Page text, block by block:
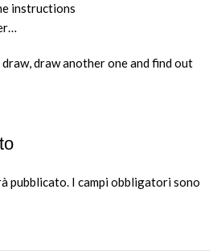
instructions
draw another one and find out
pubblicato. I campi obbligatori sono